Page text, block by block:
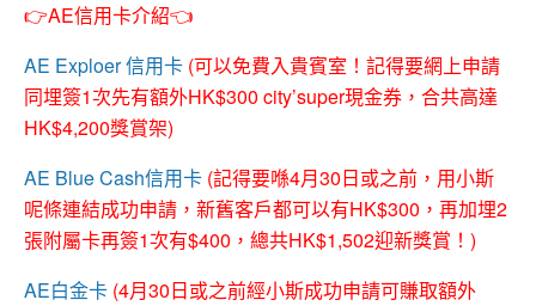
👉AE信用卡介紹👈
AE Exploer 信用卡 (可以免費入貴賓室！記得要網上申請
同埋簽1次先有額外HK$300 city’super現金券，合共高達
HK$4,200獎賞架)
AE Blue Cash信用卡 (記得要喺4月30日或之前，用小斯
呢條連結成功申請，新舊客戶都可以有HK$300，再加埋2
張附屬卡再簽1次有$400，總共HK$1,502迎新獎賞！)
AE白金卡 (4月30日或之前經小斯成功申請可賺取額外